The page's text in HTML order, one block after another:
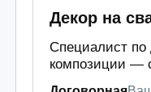
Декор на
Специалист
композиции —